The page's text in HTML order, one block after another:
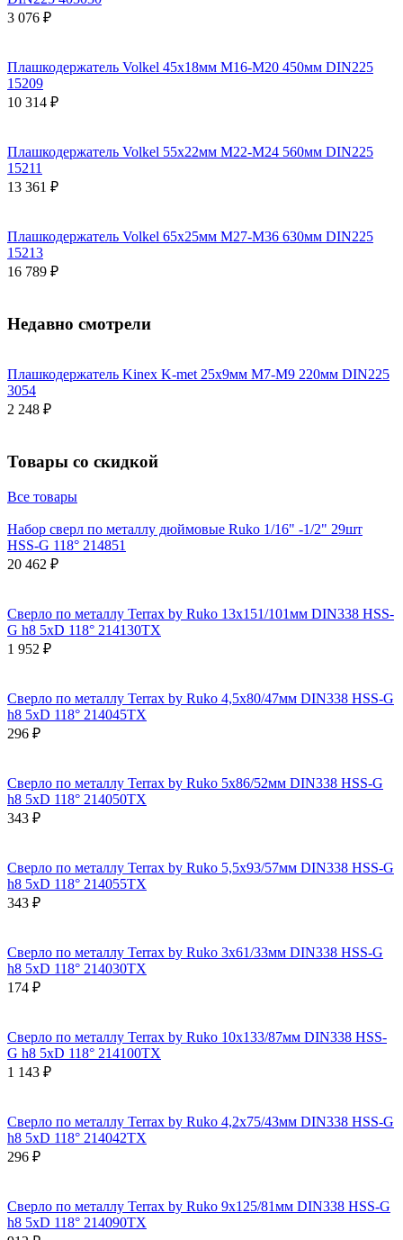
3 076 ₽
Плашкодержатель Volkel 45х18мм М16-М20 450мм DIN225
15209
10 314 ₽
Плашкодержатель Volkel 55х22мм М22-М24 560мм DIN225
15211
13 361 ₽
Плашкодержатель Volkel 65х25мм М27-М36 630мм DIN225
15213
16 789 ₽
Недавно смотрели
Плашкодержатель Kinex K-met 25х9мм М7-М9 220мм DIN225
3054
2 248 ₽
Товары со скидкой
Все товары
Набор сверл по металлу дюймовые Ruko 1/16" -1/2" 29шт
HSS-G 118° 214851
20 462 ₽
Сверло по металлу Terrax by Ruko 13x151/101мм DIN338 HSS-
G h8 5xD 118° 214130TX
1 952 ₽
Сверло по металлу Terrax by Ruko 4,5x80/47мм DIN338 HSS-G
h8 5xD 118° 214045TX
296 ₽
Сверло по металлу Terrax by Ruko 5x86/52мм DIN338 HSS-G
h8 5xD 118° 214050TX
343 ₽
Сверло по металлу Terrax by Ruko 5,5x93/57мм DIN338 HSS-G
h8 5xD 118° 214055TX
343 ₽
Сверло по металлу Terrax by Ruko 3x61/33мм DIN338 HSS-G
h8 5xD 118° 214030TX
174 ₽
Сверло по металлу Terrax by Ruko 10x133/87мм DIN338 HSS-
G h8 5xD 118° 214100TX
1 143 ₽
Сверло по металлу Terrax by Ruko 4,2x75/43мм DIN338 HSS-G
h8 5xD 118° 214042TX
296 ₽
Сверло по металлу Terrax by Ruko 9x125/81мм DIN338 HSS-G
h8 5xD 118° 214090TX